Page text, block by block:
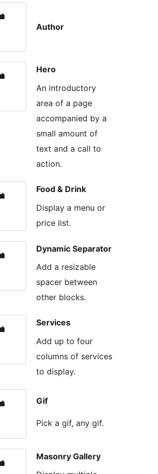
Author
Hero
An introductory
area of a page
accompanied by a
small amount of
text and a call to
action.
Food & Drink
Display a menu or
price list.
Dynamic Separator
Add a resizable
spacer between
other blocks.
Services
Add up to four
columns of services
to display.
Gif
Pick a gif, any gif.
Masonry Gallery